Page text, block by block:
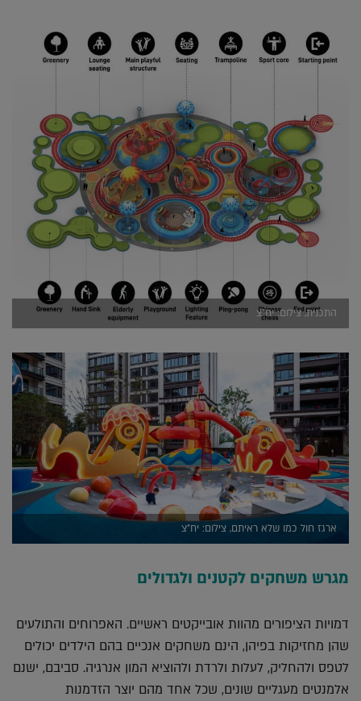
התכנית, צילום: יח"צ
ארגז חול כמו שלא ראיתם, צילום: יח"צ
מגרש משחקים לקטנים ולגדולים
דמויות הציפורים מהוות אובייקטים ראשיים. האפרוחים והתולעים
שהן מחזיקות בפיהן, הינם משחקים אנכיים בהם הילדים יכולים
לטפס ולהחליק, לעלות ולרדת ולהוציא המון אנרגיה. סביבם, ישנם
אלמנטים מעגליים שונים, שכל אחד מהם יוצר הזדמנות